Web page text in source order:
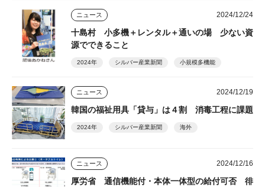
ニュース 2024/12/24
十島村 小多機＋レンタル＋通いの場 少ない資
源でできること
2024年 シルバー産業新聞 小規模多機能
ニュース 2024/12/19
韓国の福祉用具「貸与」は４割 消毒工程に課題
2024年 シルバー産業新聞 海外
ニュース 2024/12/16
厚労省 通信機能付・本体一体型の給付可否 徘